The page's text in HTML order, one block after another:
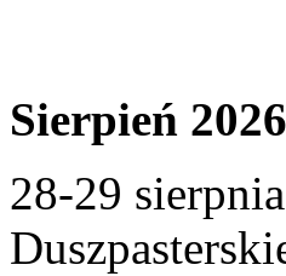
Sierpień 2026
28-29